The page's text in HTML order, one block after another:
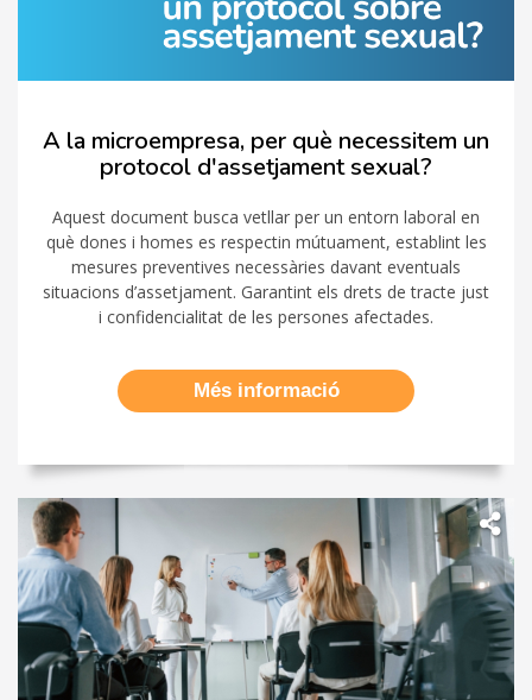
A la microempresa, per què necessitem un
protocol d'assetjament sexual?
Aquest document busca vetllar per un entorn laboral en
què dones i homes es respectin mútuament, establint les
mesures preventives necessàries davant eventuals
situacions d’assetjament. Garantint els drets de tracte just
i confidencialitat de les persones afectades.
Més informació